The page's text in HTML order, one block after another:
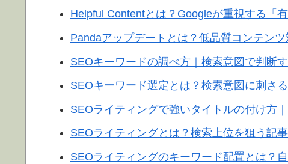
Helpful Contentとは？Googleが重視する「
Pandaアップデートとは？低品質コンテン
SEOキーワードの調べ方｜検索意図で判断
SEOキーワード選定とは？検索意図に刺さ
SEOライティングで強いタイトルの付け方
SEOライティングとは？検索上位を狙う記
SEOライティングのキーワード配置とは？